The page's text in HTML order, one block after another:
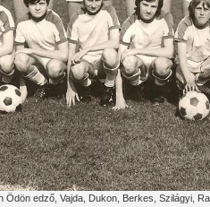
Ödön edző, Vajda, Dukon, Berkes, Szilágyi,